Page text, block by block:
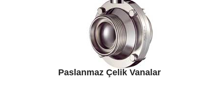
Paslanmaz Çelik Vanalar